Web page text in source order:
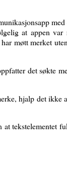
at appen
møtt merket
det søkte
hjalp det ikke
tekstelementet